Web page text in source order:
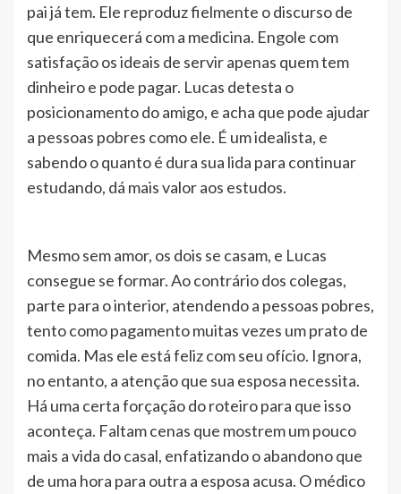
pai já tem. Ele reproduz fielmente o discurso de
que enriquecerá com a medicina. Engole com
satisfação os ideais de servir apenas quem tem
dinheiro e pode pagar. Lucas detesta o
posicionamento do amigo, e acha que pode ajudar
a pessoas pobres como ele. É um idealista, e
sabendo o quanto é dura sua lida para continuar
estudando, dá mais valor aos estudos.
Mesmo sem amor, os dois se casam, e Lucas
consegue se formar. Ao contrário dos colegas,
parte para o interior, atendendo a pessoas pobres,
tento como pagamento muitas vezes um prato de
comida. Mas ele está feliz com seu ofício. Ignora,
no entanto, a atenção que sua esposa necessita.
Há uma certa forçação do roteiro para que isso
aconteça. Faltam cenas que mostrem um pouco
mais a vida do casal, enfatizando o abandono que
de uma hora para outra a esposa acusa. O médico